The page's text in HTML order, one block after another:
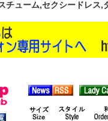
チューム,セクシードレス